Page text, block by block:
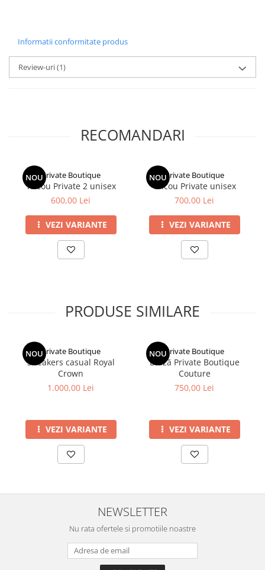
Informatii conformitate produs
Review-uri(1)
RECOMANDARI
NOUPrivate Boutique
Tricou Private 2 unisex
600,00 Lei
VEZI VARIANTE
NOUPrivate Boutique
Tricou Private unisex
700,00 Lei
VEZI VARIANTE
PRODUSE SIMILARE
NOUPrivate Boutique
Sneakers casual Royal
Crown
1.000,00 Lei
VEZI VARIANTE
NOUPrivate Boutique
Bluză Private Boutique
Couture
750,00 Lei
VEZI VARIANTE
NEWSLETTER
Nu rata ofertele si promotiile noastre